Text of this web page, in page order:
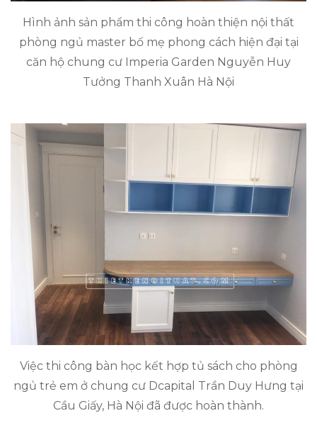
Hình ảnh sản phẩm thi công hoàn thiện nội thất
phòng ngủ master bố mẹ phong cách hiện đại tại
căn hộ chung cư Imperia Garden Nguyễn Huy
Tưởng Thanh Xuân Hà Nội
Việc thi công bàn học kết hợp tủ sách cho phòng
ngủ trẻ em ở chung cư Dcapital Trần Duy Hưng tại
Cầu Giấy, Hà Nội đã được hoàn thành.